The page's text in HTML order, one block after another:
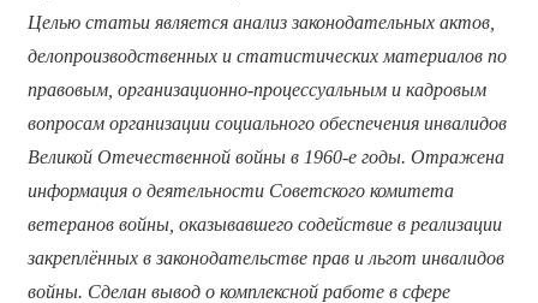
Целью статьи является анализ законодательных актов,
делопроизводственных и статистических материалов по
правовым, организационно-процессуальным и кадровым
вопросам организации социального обеспечения инвалидов
Великой Отечественной войны в 1960-е годы. Отражена
информация о деятельности Советского комитета
ветеранов войны, оказывавшего содействие в реализации
закреплённых в законодательстве прав и льгот инвалидов
войны. Сделан вывод о комплексной работе в сфере